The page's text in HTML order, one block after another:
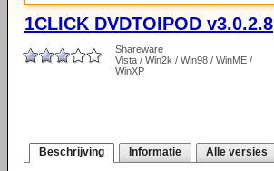
1CLICK DVDTOIPOD v3.0.2.8
Shareware
Vista / Win2k / Win98 / WinME /
WinXP
Beschrijving Informatie Alle versies